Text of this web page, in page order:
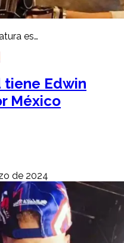
es…
tiene Edwin
México
de 2024